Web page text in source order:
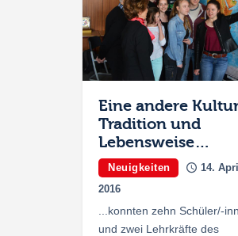
Eine andere
Tradition und
Lebensweise…
Neuigkeiten
14. April
2016
...konnten zehn Schüler/-
und zwei Lehrkräfte des